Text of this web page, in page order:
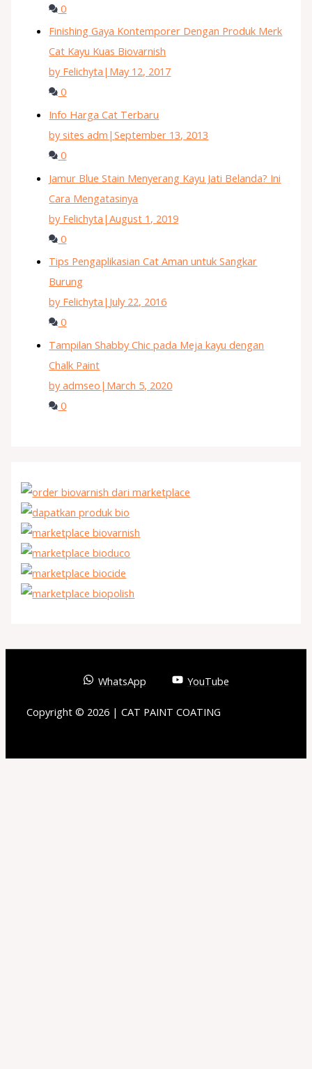
0
Finishing Gaya Kontemporer Dengan Produk Merk
Cat Kayu Kuas Biovarnish
by Felichyta | May 12, 2017
0
Info Harga Cat Terbaru
by sites adm |September 13, 2013
0
Jamur Blue Stain Menyerang Kayu Jati Belanda? Ini
Cara Mengatasinya
by Felichyta |August 1, 2019
0
Tips Pengaplikasian Cat Aman untuk Sangkar
Burung
by Felichyta | July 22, 2016
0
Tampilan Shabby Chic pada Meja kayu dengan
Chalk Paint
by admseo | March 5, 2020
0
WhatsApp YouTube
Copyright © 2026 | CAT PAINT COATING